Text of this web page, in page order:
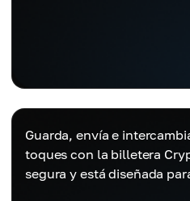
Guarda, envía e
toques con la billetera
segura y está diseñada